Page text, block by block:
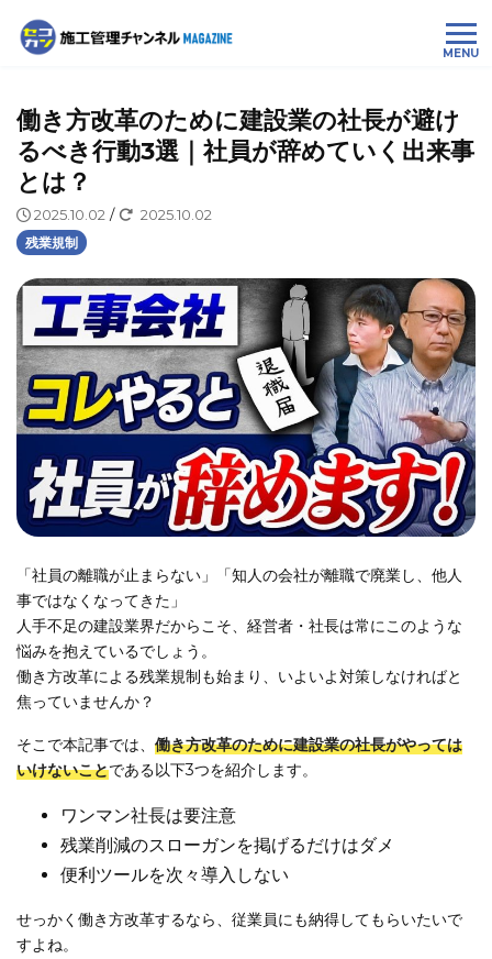
MENU
働き方改革のために建設業の社長が避け
るべき行動3選｜社員が辞めていく出来事
とは？
2025.10.02 / 2025.10.02
残業規制
「社員の離職が止まらない」「知人の会社が離職で廃業し、他人
事ではなくなってきた」
人手不足の建設業界だからこそ、経営者・社長は常にこのような
悩みを抱えているでしょう。
働き方改革による残業規制も始まり、いよいよ対策しなければと
焦っていませんか？
そこで本記事では、 働き方改革のために建設業の社長がやっては
いけないことである以下3つを紹介します。
ワンマン社長は要注意
残業削減のスローガンを掲げるだけはダメ
便利ツールを次々導入しない
せっかく働き方改革するなら、従業員にも納得してもらいたいで
すよね。